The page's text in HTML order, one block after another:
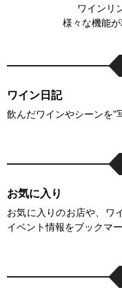
ワインリ
様々な機能
ワイン日記
飲んだワインやシーンを”
お気に入り
お気に入りのお店や、ワ
イベント情報をブックマ